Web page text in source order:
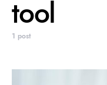
tool
1 post